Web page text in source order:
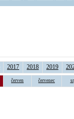
2017 2018 2019
červen červenec